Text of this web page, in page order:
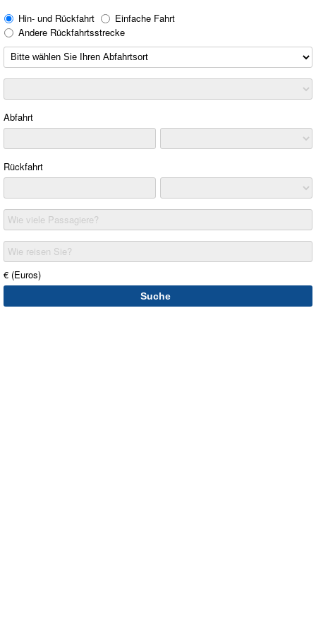
Hin- und Rückfahrt
Einfache Fahrt
Andere Rückfahrtsstrecke
Abfahrt
Rückfahrt
Wie viele Passagiere?
Wie reisen Sie?
€ (Euros)
Suche